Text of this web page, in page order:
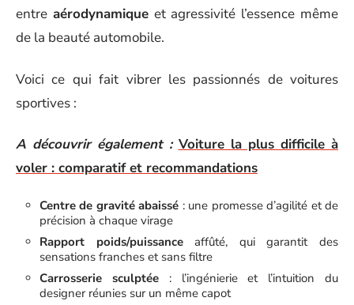
entre aérodynamiqueet agressivité l’essence même
de la beauté automobile.
Voici ce qui fait vibrer les passionnés de voitures
sportives :
A découvrir également : Voiture la plus difficile à
voler : comparatif et recommandations
Centre de gravité abaissé : une promesse d’agilité et de
précision à chaque virage
Rapport poids/puissanceaffûté, qui garantit des
sensations franches et sans filtre
Carrosserie sculptée: l’ingénierie et l’intuition du
designer réunies sur un même capot